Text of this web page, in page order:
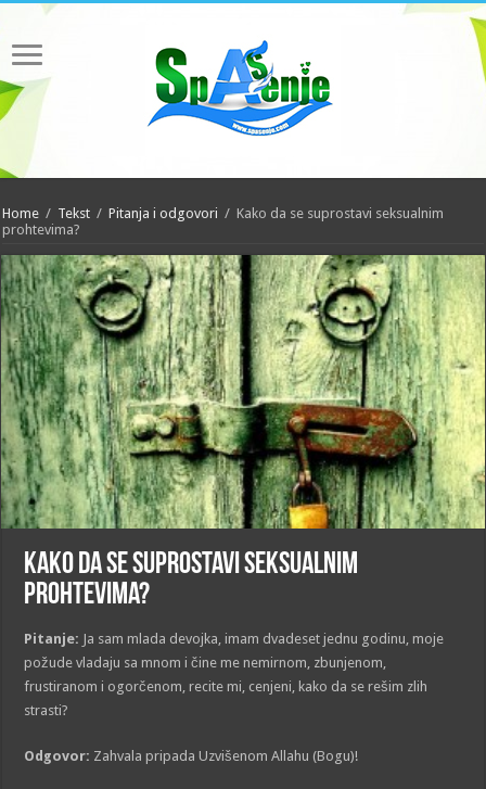
Home / Tekst / Pitanja i odgovori / Kako da se suprostavi seksualnim
prohtevima?
Kako da se suprostavi seksualnim
prohtevima?
Pitanje: Ja sam mlada devojka, imam dvadeset jednu godinu, moje
požude vladaju sa mnom i čine me nemirnom, zbunjenom,
frustiranom i ogorčenom, recite mi, cenjeni, kako da se rešim zlih
strasti?
Odgovor: Zahvala pripada Uzvišenom Allahu (Bogu)!